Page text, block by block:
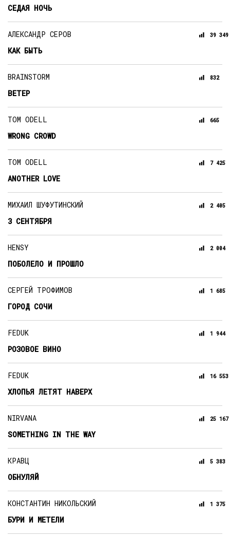
СЕДАЯ НОЧЬ
АЛЕКСАНДР СЕРОВ
КАК БЫТЬ
39 349
BRAINSTORM
ВЕТЕР
832
TOM ODELL
WRONG CROWD
665
TOM ODELL
ANOTHER LOVE
7 425
МИХАИЛ ШУФУТИНСКИЙ
3 СЕНТЯБРЯ
2 405
HENSY
ПОБОЛЕЛО И ПРОШЛО
2 004
СЕРГЕЙ ТРОФИМОВ
ГОРОД СОЧИ
1 685
FEDUK
РОЗОВОЕ ВИНО
1 944
FEDUK
ХЛОПЬЯ ЛЕТЯТ НАВЕРХ
16 553
NIRVANA
SOMETHING IN THE WAY
25 167
КРАВЦ
ОБНУЛЯЙ
5 383
КОНСТАНТИН НИКОЛЬСКИЙ
БУРИ И МЕТЕЛИ
1 375